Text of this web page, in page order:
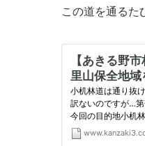
この道を通るた